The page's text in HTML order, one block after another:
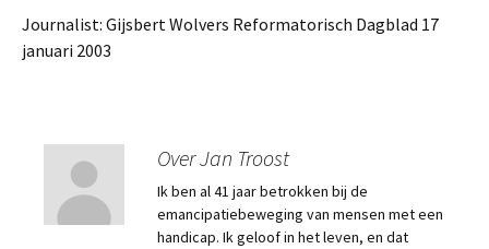
Journalist: Gijsbert Wolvers Reformatorisch Dagblad 17
januari 2003
Over Jan Troost
Ik ben al 41 jaar betrokken bij de
emancipatiebeweging van mensen met een
handicap. Ik geloof in het leven, en dat